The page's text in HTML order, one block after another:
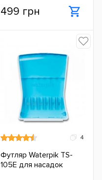
499 грн
4
Футляр Waterpik TS-
105E для насадок